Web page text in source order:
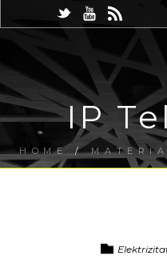
IP
HOME /